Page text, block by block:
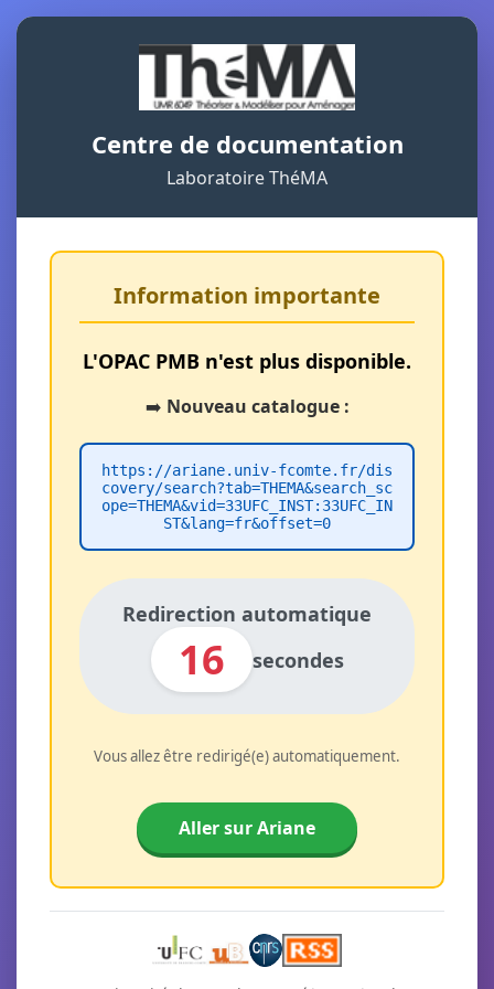
Centre de documentation
Laboratoire ThéMA
Information importante
L'OPAC PMB n'est plus disponible.
➡️ Nouveau catalogue :
https://ariane.univ-fcomte.fr/dis
covery/search?tab=THEMA&search_sc
ope=THEMA&vid=33UFC_INST:33UFC_IN
ST&lang=fr&offset=0
Redirection automatique
16 secondes
Vous allez être redirigé(e) automatiquement.
Aller sur Ariane